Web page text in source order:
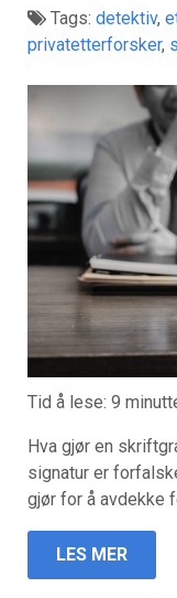
Tags: detektiv,
privatetterforsker,
Tid å lese: 9
Hva gjør en
signatur er
gjør for å avdekke
LES MER